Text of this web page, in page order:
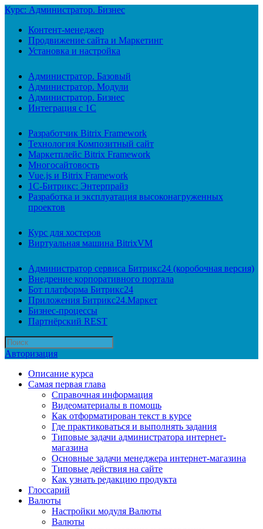
Курс: Администратор. Бизнес
Контент-менеджер
Продвижение сайта и Маркетинг
Установка и настройка
Администратор. Базовый
Администратор. Модули
Администратор. Бизнес
Интеграция с 1С
Разработчик Bitrix Framework
Технология Композитный сайт
Маркетплейс Bitrix Framework
Многосайтовость
Vue.js и Bitrix Framework
1С-Битрикс: Энтерпрайз
Разработка и эксплуатация высоконагруженных
проектов
Курс для хостеров
Виртуальная машина BitrixVM
Администратор сервиса Битрикс24 (коробочная версия)
Внедрение корпоративного портала
Бот платформа Битрикс24
Приложения Битрикс24.Маркет
Бизнес-процессы
Партнёрский REST
Авторизация
Описание курса
Самая первая глава
Справочная информация
Видеоматериалы в помощь
Как отформатирован текст в курсе
Где практиковаться и выполнять задания
Типовые задачи администратора интернет-
магазина
Основные задачи менеджера интернет-магазина
Типовые действия на сайте
Как узнать редакцию продукта
Глоссарий
Валюты
Настройки модуля Валюты
Валюты